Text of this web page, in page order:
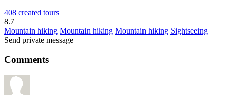
408 created tours
8.7
Mountain hiking Mountain hiking Mountain hiking Sightseeing
Send private message
Comments